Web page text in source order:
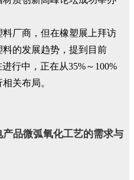
厂商，但在橡塑展上拜访
的发展趋势，提到目前
行中，正在从35%～100%
关布局。
品微弧氧化工艺的需求与